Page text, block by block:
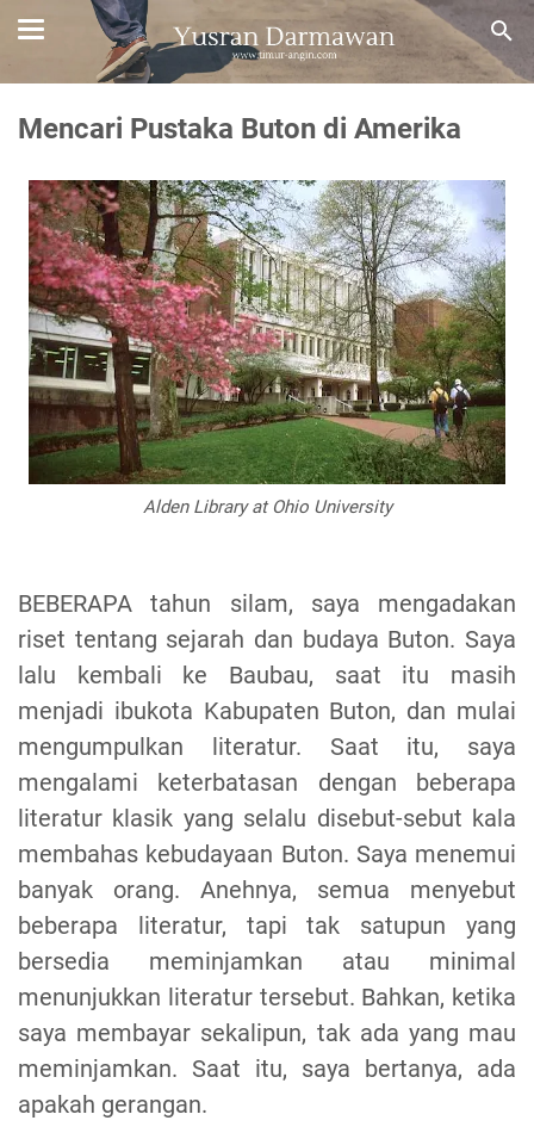
Mencari Pustaka Buton di Amerika
Alden Library at Ohio University
BEBERAPA tahun silam, saya mengadakan
riset tentang sejarah dan budaya Buton. Saya
lalu kembali ke Baubau, saat itu masih
menjadi ibukota Kabupaten Buton, dan mulai
mengumpulkan literatur. Saat itu, saya
mengalami keterbatasan dengan beberapa
literatur klasik yang selalu disebut-sebut kala
membahas kebudayaan Buton. Saya menemui
banyak orang. Anehnya, semua menyebut
beberapa literatur, tapi tak satupun yang
bersedia meminjamkan atau minimal
menunjukkan literatur tersebut. Bahkan, ketika
saya membayar sekalipun, tak ada yang mau
meminjamkan. Saat itu, saya bertanya, ada
apakah gerangan.